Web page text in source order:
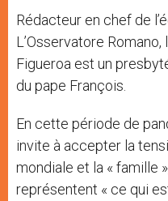
Rédacteur en chef de
L’Osservatore
Figueroa est un
du pape François.
En cette période de
invite à accepter la
mondiale et la « famille
représentent « ce qui